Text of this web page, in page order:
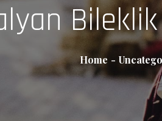
Home